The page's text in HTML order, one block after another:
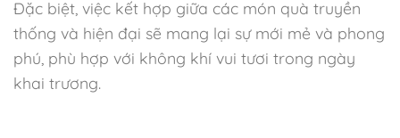
Đặc biệt, việc kết hợp giữa các món quà truyền
thống và hiện đại sẽ mang lại sự mới mẻ và phong
phú, phù hợp với không khí vui tươi trong ngày
khai trương.